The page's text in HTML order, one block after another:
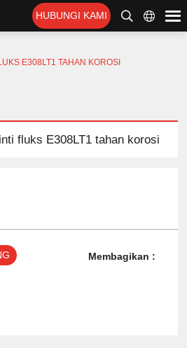
HUBUNGI KAMI
E308LT1 TAHAN KOROSI
fluks E308LT1 tahan korosi
Membagikan :